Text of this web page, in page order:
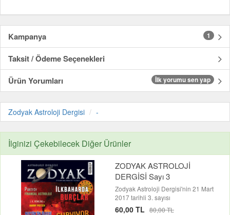
Kampanya 1
Taksit / Ödeme Seçenekleri
Ürün Yorumları
İlk yorumu sen yap
Zodyak Astroloji Dergisi -
İlginizi Çekebilecek Diğer Ürünler
ZODYAK ASTROLOJİ
DERGİSİ Sayı 3
Zodyak Astroloji Dergisi'nin 21 Mart
2017 tarihli 3. sayısı
60,00 TL 80,00 TL